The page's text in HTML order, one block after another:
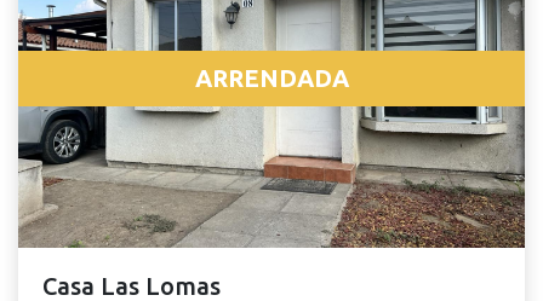
ARRENDADA
Casa Las Lomas